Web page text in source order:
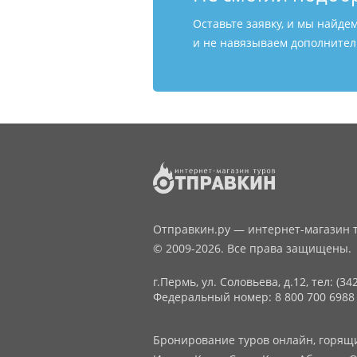
Оставьте заявку, и мы
и не навязываем
Отправкин.ру — интернет-магазин
© 2009-2026. Все права защищены.
г.Пермь, ул. Соловьева, д.12, тел:
Федеральный номер: 8 800 700 6988
Бронирование туров онлайн,